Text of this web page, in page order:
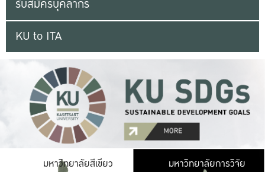
รับสมัครบุคลากร
KU to ITA
มหาวิทยาลัยสีเขียว มหาวิ
มหาวิทยาลัยการวิจัย